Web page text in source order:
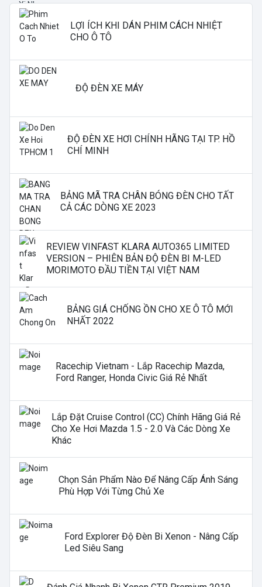
LỢI ÍCH KHI DÁN PHIM CÁCH NHIỆT
CHO Ô TÔ
ĐỘ ĐÈN XE MÁY
ĐỘ ĐÈN XE HƠI CHÍNH HÃNG TẠI TP. HỒ
CHÍ MINH
BẢNG MÃ TRA CHÂN BÓNG ĐÈN CHO TẤT
CẢ CÁC DÒNG XE 2023
REVIEW VINFAST KLARA AUTO365 LIMITED
VERSION – PHIÊN BẢN ĐỘ ĐÈN BI M-LED
MORIMOTO ĐẦU TIỀN TẠI VIỆT NAM
BẢNG GIÁ CHỐNG ỒN CHO XE Ô TÔ MỚI
NHẤT 2022
Racechip Vietnam - Lắp Racechip Mazda,
Ford Ranger, Honda Civic Giá Rẻ Nhất
Lắp Đặt Cruise Control (CC) Chính Hãng Giá Rẻ
Cho Xe Hơi Mazda 1.5 - 2.0 Và Các Dòng Xe
Khác
Chọn Sản Phẩm Nào Để Nâng Cấp Ánh Sáng
Phù Hợp Với Từng Chủ Xe
Ford Explorer Độ Đèn Bi Xenon - Nâng Cấp
Led Siêu Sang